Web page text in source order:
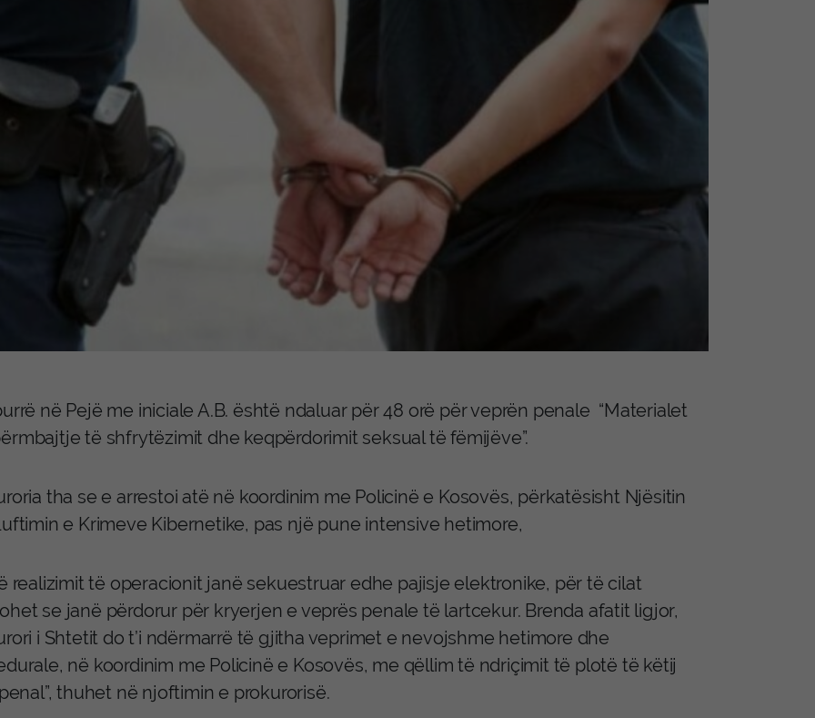
në Pejë me iniciale A.B. është ndaluar për 48 orë për veprën penale “Materialet
të shfrytëzimit dhe keqpërdorimit seksual të fëmijëve”.
tha se e arrestoi atë në koordinim me Policinë e Kosovës, përkatësisht Njësitin
e Krimeve Kibernetike, pas një pune intensive hetimore,
realizimit të operacionit janë sekuestruar edhe pajisje elektronike, për të cilat
se janë përdorur për kryerjen e veprës penale të lartcekur. Brenda afatit ligjor,
i Shtetit do t’i ndërmarrë të gjitha veprimet e nevojshme hetimore dhe
në koordinim me Policinë e Kosovës, me qëllim të ndriçimit të plotë të këtij
thuhet në njoftimin e prokurorisë.